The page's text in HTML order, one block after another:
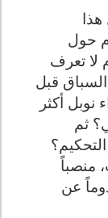
حول
لا تعرف
قبل
أكثر
ثم
منصباً
عن